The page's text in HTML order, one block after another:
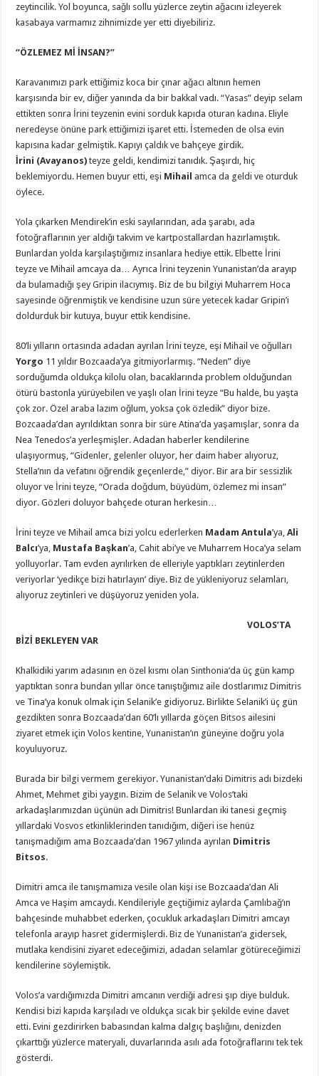
zeytincilik. Yol boyunca, sağlı sollu yüzlerce zeytin ağacını izleyerek
kasabaya varmamız zihnimizde yer etti diyebiliriz.
“ÖZLEMEZ Mİ İNSAN?”
Karavanımızı park ettiğimiz koca bir çınar ağacı altının hemen
karşısında bir ev, diğer yanında da bir bakkal vadı. “Yasas” deyip selam
ettikten sonra İrini teyzenin evini sorduk kapıda oturan kadına. Eliyle
neredeyse önüne park ettiğimizi işaret etti. İstemeden de olsa evin
kapısına kadar gelmiştik. Kapıyı çaldık ve bahçeye girdik.
İrini (Avayanos) teyze geldi, kendimizi tanıdık. Şaşırdı, hiç
beklemiyordu. Hemen buyur etti, eşi Mihail amca da geldi ve oturduk
öylece.
Yola çıkarken Mendirek’in eski sayılarından, ada şarabı, ada
fotoğraflarının yer aldığı takvim ve kartpostallardan hazırlamıştık.
Bunlardan yolda karşılaştığımız insanlara hediye ettik. Elbette İrini
teyze ve Mihail amcaya da… Ayrıca İrini teyzenin Yunanistan’da arayıp
da bulamadığı şey Gripin ilacıymış. Biz de bu bilgiyi Muharrem Hoca
sayesinde öğrenmiştik ve kendisine uzun süre yetecek kadar Gripin’i
doldurduk bir kutuya, buyur ettik kendisine.
80’li yılların ortasında adadan ayrılan İrini teyze, eşi Mihail ve oğulları
Yorgo 11 yıldır Bozcaada’ya gitmiyorlarmış. “Neden” diye
sorduğumda oldukça kilolu olan, bacaklarında problem olduğundan
ötürü bastonla yürüyebilen ve yaşlı olan İrini teyze “Bu halde, bu yaşta
çok zor. Özel araba lazım oğlum, yoksa çok özledik” diyor bize.
Bozcaada’dan ayrıldıktan sonra bir süre Atina’da yaşamışlar, sonra da
Nea Tenedos’a yerleşmişler. Adadan haberler kendilerine
ulaşıyormuş, “Gidenler, gelenler oluyor, her daim haber alıyoruz,
Stella’nın da vefatını öğrendik geçenlerde,” diyor. Bir ara bir sessizlik
oluyor ve İrini teyze, “Orada doğdum, büyüdüm, özlemez mi insan”
diyor. Gözleri doluyor bahçede oturan herkesin…
İrini teyze ve Mihail amca bizi yolcu ederlerken Madam Antula’ya,Ali
Balcı’ya, Mustafa Başkan’a, Cahit abi’ye ve Muharrem Hoca’ya selam
yolluyorlar. Tam evden ayrılırken de elleriyle yaptıkları zeytinlerden
veriyorlar ‘yedikçe bizi hatırlayın’ diye. Biz de yükleniyoruz selamları,
alıyoruz zeytinleri ve düşüyoruz yeniden yola.
VOLOS’TA
BİZİ BEKLEYEN VAR
Khalkidiki yarım adasının en özel kısmı olan Sinthonia’da üç gün kamp
yaptıktan sonra bundan yıllar önce tanıştığımız aile dostlarımız Dimitris
ve Tina’ya konuk olmak için Selanik’e gidiyoruz. Birlikte Selanik’i üç gün
gezdikten sonra Bozcaada’dan 60’lı yıllarda göçen Bitsos ailesini
ziyaret etmek için Volos kentine, Yunanistan’ın güneyine doğru yola
koyuluyoruz.
Burada bir bilgi vermem gerekiyor. Yunanistan’daki Dimitris adı bizdeki
Ahmet, Mehmet gibi yaygın. Bizim de Selanik ve Volos’taki
arkadaşlarımızdan üçünün adı Dimitris! Bunlardan iki tanesi geçmiş
yıllardaki Vosvos etkinliklerinden tanıdığım, diğeri ise henüz
tanışmadığım ama Bozcaada’dan 1967 yılında ayrılan Dimitris
Bitsos.
Dimitri amca ile tanışmamıza vesile olan kişi ise Bozcaada’dan Ali
Amca ve Haşim amcaydı. Kendileriyle geçtiğimiz aylarda Çamlıbağ’ın
bahçesinde muhabbet ederken, çocukluk arkadaşları Dimitri amcayı
telefonla arayıp hasret gidermişlerdi. Biz de Yunanistan’a gidersek,
mutlaka kendisini ziyaret edeceğimizi, adadan selamlar götüreceğimizi
kendilerine söylemiştik.
Volos’a vardığımızda Dimitri amcanın verdiği adresi şıp diye bulduk.
Kendisi bizi kapıda karşıladı ve oldukça sıcak bir şekilde evine davet
etti. Evini gezdirirken babasından kalma dalgıç başlığını, denizden
çıkarttığı yüzlerce materyali, duvarlarında asılı ada fotoğraflarını tek tek
gösterdi.